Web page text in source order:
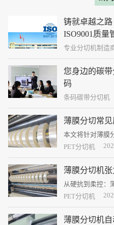
铸就卓越之
ISO9001质量
这不仅是德力实
严宣言。
专业分切机制造
您身边的碳
码
碳带分切虽是企
户满意度。
条码碳带分切机
薄膜分切常
本文将针对薄膜
析，并提出相应
PET分切机
薄膜分切机张
从硬抗到柔控：
PET分切机
薄膜分切机